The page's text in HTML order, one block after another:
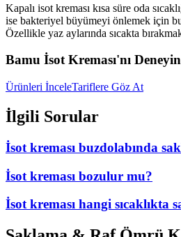
Kapalı isot kreması kısa süre oda
ise bakteriyel büyümeyi önlemek için
Özellikle yaz aylarında sıcakta
Bamu İsot Kreması'nı Deneyin
Ürünleri İnceleTariflere Göz At
İlgili Sorular
İsot kreması buzdolabında
İsot kreması bozulur mu?
İsot kreması hangi sıcaklıkta